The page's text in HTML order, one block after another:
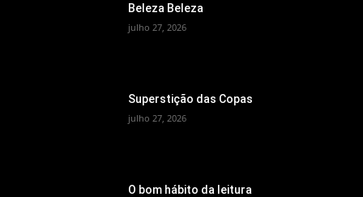
Beleza Beleza
julho 27, 2026
Superstição das Copas
julho 27, 2026
O bom hábito da leitura